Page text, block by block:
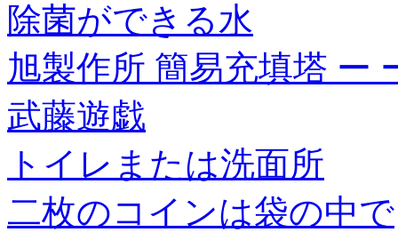
除菌ができる水
旭製作所 簡易充填塔 ー
武藤遊戯
トイレまたは洗面所
二枚のコインは袋の中で